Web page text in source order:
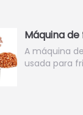
Máquina
A máquina
usada para